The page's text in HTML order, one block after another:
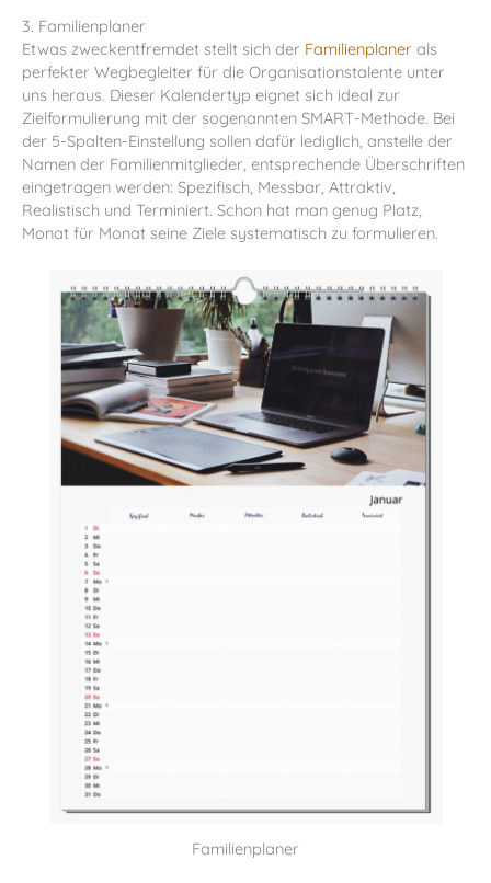
3. Familienplaner
Etwas zweckentfremdet stellt sich der Familienplaner als
perfekter Wegbegleiter für die Organisationstalente unter
uns heraus. Dieser Kalendertyp eignet sich ideal zur
Zielformulierung mit der sogenannten SMART-Methode. Bei
der 5-Spalten-Einstellung sollen dafür lediglich, anstelle der
Namen der Familienmitglieder, entsprechende Überschriften
eingetragen werden: Spezifisch, Messbar, Attraktiv,
Realistisch und Terminiert. Schon hat man genug Platz,
Monat für Monat seine Ziele systematisch zu formulieren.
Familienplaner